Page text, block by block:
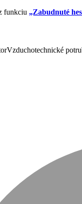
funkciu „Zabudnuté
Vzduchotechnické